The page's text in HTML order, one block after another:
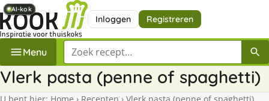
Inloggen Registreren
Menu Zoek een recept
Vlerk pasta (penne of spaghetti)
AI-kok
AI-kok
AI-kok
AI-kok
AI-kok